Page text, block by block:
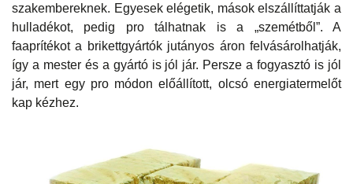
szakembereknek. Egyesek elégetik, mások elszállíttatják a
hulladékot, pedig pro tálhatnak is a „szemétből”. A
faaprítékot a brikettgyártók jutányos áron felvásárolhatják,
így a mester és a gyártó is jól jár. Persze a fogyasztó is jól
jár, mert egy pro módon előállított, olcsó energiatermelőt
kap kézhez.